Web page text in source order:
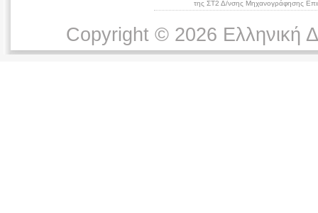
της ΣΤ2 Δ/νσης Μηχανογράφησης
Copyright © 2026 Ελληνική